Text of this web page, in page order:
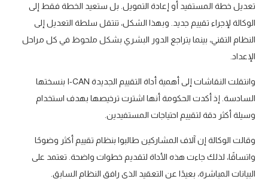
تعديل خطة المستفيد أو إعادة التمويل. بل ستعيد الخطة فقط إلى
الوكالة لإجراء تقييم جديد. وبهذا الشكل، تنتقل سلطة التعديل إلى
النظام التقني، بينما يتراجع الدور البشري بشكل ملحوظ في كل مراحل
الإعداد.
وانتقلت النقاشات إلى أهمية أداة التقييم الجديدة I-CAN بنسختها
السادسة. إذ أكدت الحكومة أنها اشترت ترخيصها بهدف استخدام
وسيلة أكثر دقة لتقييم احتياجات المستفيدين.
وقالت الوكالة إن آلاف المشاركين طالبوا بنظام تقييم أكثر وضوحًا
واتساقًا، لذلك جاءت هذه الأداة لتقديم خطوات واضحة. تعتمد على
البيانات المباشرة، بعيدًا عن التعقيد الذي رافق النظام السابق.